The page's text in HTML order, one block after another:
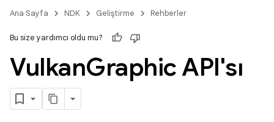
Ana Sayfa NDK Geliştirme Rehberler
Bu size yardımcı oldu mu?
VulkanGraphic API'sı